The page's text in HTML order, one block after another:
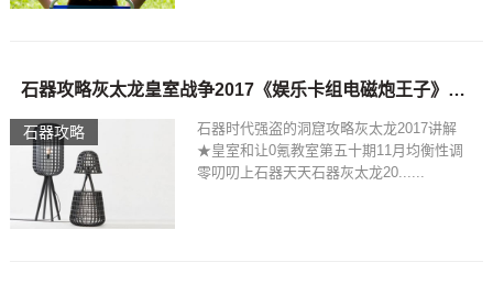
石器攻略
石器攻略灰太龙皇室战争2017《娱乐卡组电磁炮王子》6月25日实况go石器
石器时代强盗的洞窟攻略灰太龙2017讲解
★皇室和让0氪教室第五十期11月均衡性调
零叨叨上石器天天石器灰太龙20......